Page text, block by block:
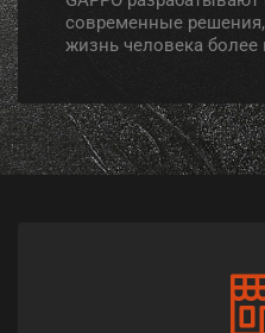
современные
жизнь человека